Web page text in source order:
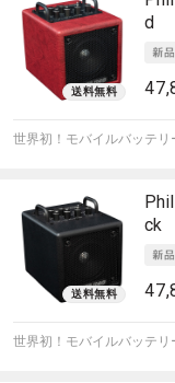
d
世界初！モバイルバッテリ
ck
世界初！モバイルバッテリ